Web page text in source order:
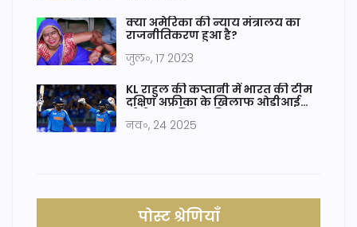
क्या अमेरिका की न्याय मंत्रालय का
राजनीतिकरण हुआ है?
जुल॰, 17 2023
KL राहुल की कप्तानी में भारत की टीम
दक्षिण अफ्रीका के खिलाफ ओडीआई
नव॰, 24 2025
पोस्ट श्रेणियाँ